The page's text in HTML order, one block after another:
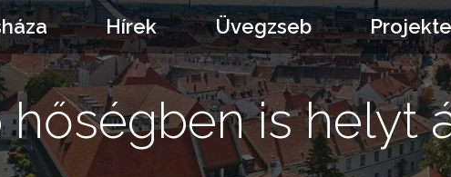
Hírek Üvegzseb
is helyt